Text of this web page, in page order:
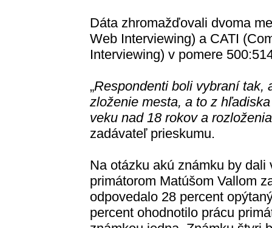
Dáta zhromažďovali dvoma
Web Interviewing) a CATI
Interviewing) v pomere
„Respondenti boli vybraní tak,
zloženie mesta, a to z
veku nad 18 rokov a
zadávateľ prieskumu.
Na otázku akú známku by
primátorom Matúšom Vallom
odpovedalo 28 percent
percent ohodnotilo prácu